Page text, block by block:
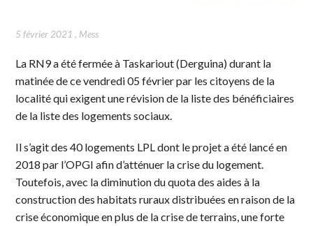
5 février 2021 , Mess
La RN9 a été fermée à Taskariout (Derguina) durant la
matinée de ce vendredi 05 février par les citoyens de la
localité qui exigent une révision de la liste des bénéficiaires
de la liste des logements sociaux.
Il s’agit des 40 logements LPL dont le projet a été lancé en
2018 par l’OPGI afin d’atténuer la crise du logement.
Toutefois, avec la diminution du quota des aides à la
construction des habitats ruraux distribuées en raison de la
crise économique en plus de la crise de terrains, une forte